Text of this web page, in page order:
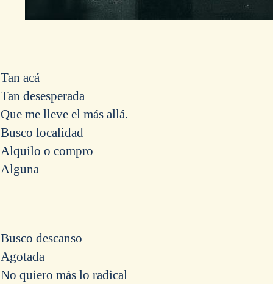
Tan acá
Tan desesperada
Que me lleve el más allá.
Busco localidad
Alquilo o compro
Alguna
Busco descanso
Agotada
No quiero más lo radical